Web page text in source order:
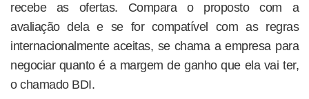
recebe as ofertas. Compara o proposto com a
avaliação dela e se for compatível com as regras
internacionalmente aceitas, se chama a empresa para
negociar quanto é a margem de ganho que ela vai ter,
o chamado BDI.